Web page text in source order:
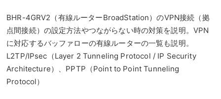
BHR-4GRV2（有線ルーターBroadStation）のVPN接続（拠
点間接続）の設定方法やつながらない時の対策を説明。VPN
に対応するバッファローの有線ルーターの一覧も説明。
L2TP/IPsec（Layer 2 Tunneling Protocol / IP Security
Architecture）、PPTP（Point to Point Tunneling
Protocol）